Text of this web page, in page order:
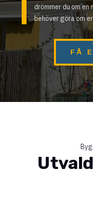
drömmer du om
behöver göra om
FÅ